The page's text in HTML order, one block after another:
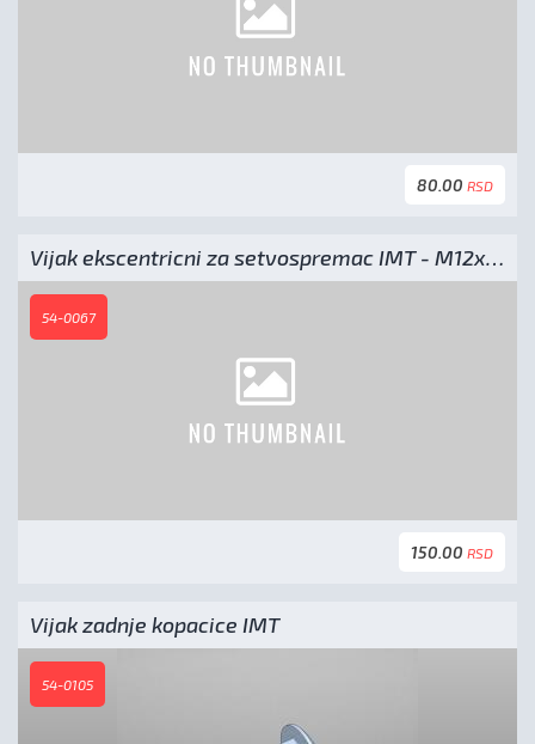
80.00 RSD
Vijak ekscentricni za setvospremac IMT - M12x50
54-0067
150.00 RSD
Vijak zadnje kopacice IMT
54-0105